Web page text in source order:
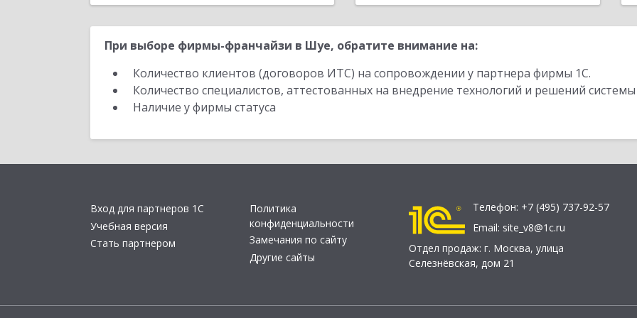
При выборе фирмы-франчайзи в Шуе, обратите внимание на:
Количество клиентов (договоров ИТС) на сопровождении у партнера фирмы 1С.
Количество специалистов, аттестованных на внедрение технологий и решений
Наличие у фирмы статуса
Вход для партнеров 1С
Учебная версия
Стать партнером
Политика
конфиденциальности
Замечания по сайту
Другие сайты
Телефон: +7 (495) 737-92-57
Email: site_v8@1c.ru
Отдел продаж: г. Москва, улица
Селезнёвская, дом 21